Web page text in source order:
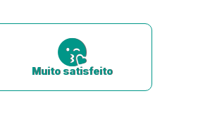
Muito satisfeito